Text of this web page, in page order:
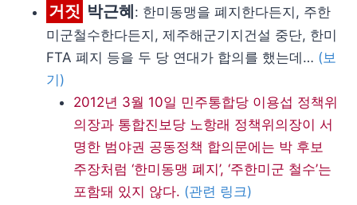
거짓 박근혜: 한미동맹을 폐지한다든지, 주한
미군철수한다든지, 제주해군기지건설 중단, 한미
FTA 폐지 등을 두 당 연대가 합의를 했는데… (보
기)
2012년 3월 10일 민주통합당 이용섭 정책위
의장과 통합진보당 노항래 정책위의장이 서
명한 범야권 공동정책 합의문에는 박 후보
주장처럼 ‘한미동맹 폐지’, ‘주한미군 철수’는
포함돼 있지 않다. (관련 링크)